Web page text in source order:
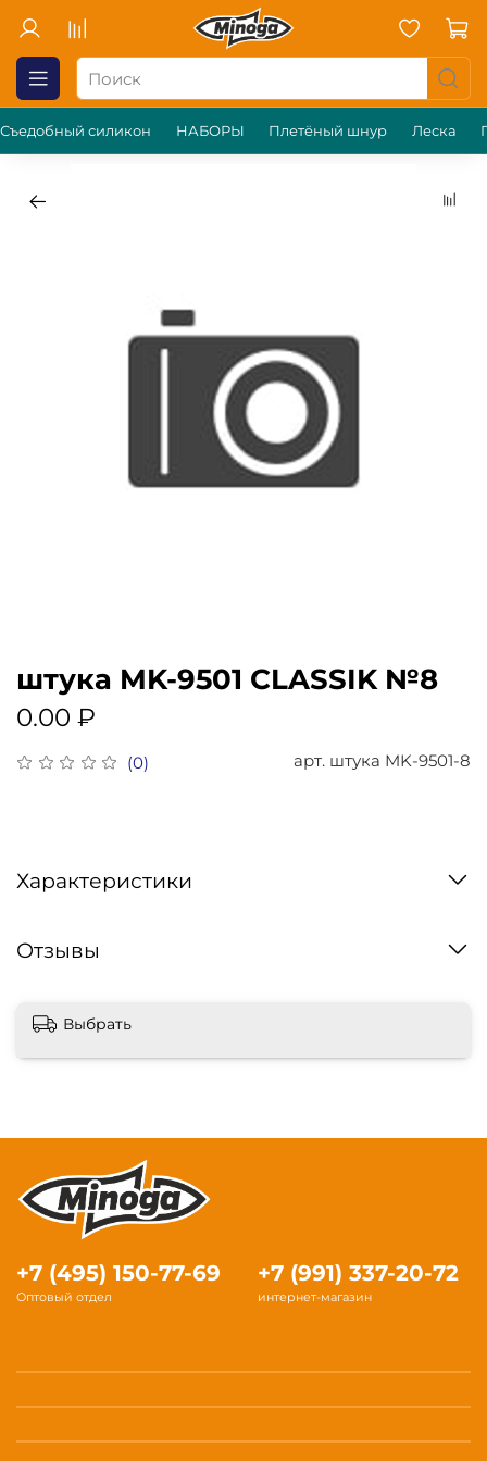
Съедобный силикон НАБОРЫ Плетёный шнур Леска
(0) арт. штука MK-9501-8
штука MK-9501 CLASSIK №8
0.00 ₽
Характеристики
Отзывы
Выбрать
+7 (495) 150-77-69
Оптовый отдел
+7 (991) 337-20-72
интернет-магазин